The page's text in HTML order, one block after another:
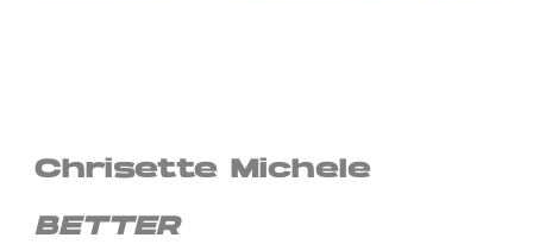
Chrisette Michele
BETTER